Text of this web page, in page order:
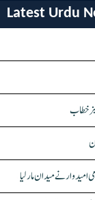
Latest Urdu
خطاب
امیدوار نے میدان مار لیا